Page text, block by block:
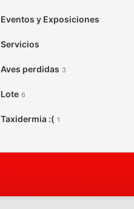
Eventos y Exposiciones
Servicios
Aves perdidas 3
Lote 6
Taxidermia :( 1